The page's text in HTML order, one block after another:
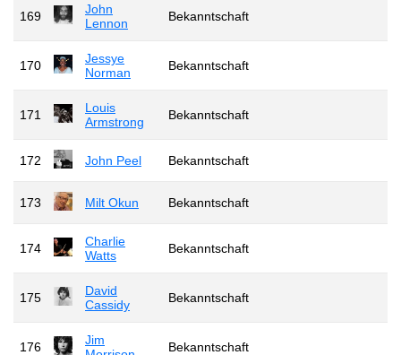
169
John
Lennon
Bekanntschaft
170
Jessye
Norman
Bekanntschaft
171
Louis
Armstrong
Bekanntschaft
172 John Peel Bekanntschaft
173 Milt Okun Bekanntschaft
174
Charlie
Watts
Bekanntschaft
175
David
Cassidy
Bekanntschaft
176
Jim
Bekanntschaft